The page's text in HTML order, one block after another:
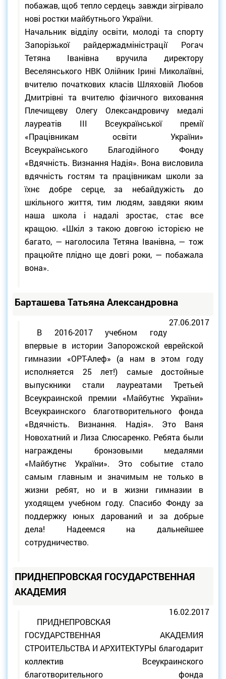
побажав, щоб тепло сердець завжди зігрівало
нові ростки майбутнього України.
Начальник відділу освіти, молоді та спорту
Запорізької райдержадміністрації Рогач
Тетяна Іванівна вручила директору
Веселянського НВК Олійник Ірині Миколаївні,
вчителю початкових класів Шляховій Любов
Дмитрівні та вчителю фізичного виховання
Плечищеву Олегу Олександровичу медалі
лауреатів ІІІ Всеукраїнської премії
«Працівникам освіти України»
Всеукраїнського Благодійного Фонду
«Вдячність. Визнання Надія». Вона висловила
вдячність гостям та працівникам школи за
їхнє добре серце, за небайдужість до
шкільного життя, тим людям, завдяки яким
наша школа і надалі зростає, стає все
кращою. «Шкіл з такою довгою історією не
багато, — наголосила Тетяна Іванівна, — тож
працюйте плідно ще довгі роки, — побажала
вона».
Барташева Татьяна Александровна
27.06.2017
В 2016-2017 учебном году
впервые в истории Запорожской еврейской
гимназии «ОРТ-Алеф» (а нам в этом году
исполняется 25 лет!) самые достойные
выпускники стали лауреатами Третьей
Всеукраинской премии «Майбутнє України»
Всеукраинского благотворительного фонда
«Вдячність. Визнання. Надія». Это Ваня
Новохатний и Лиза Слюсаренко. Ребята были
награждены бронзовыми медалями
«Майбутнє України». Это событие стало
самым главным и значимым не только в
жизни ребят, но и в жизни гимназии в
уходящем учебном году. Спасибо Фонду за
поддержку юных дарований и за добрые
дела! Надеемся на дальнейшее
сотрудничество.
ПРИДНЕПРОВСКАЯ ГОСУДАРСТВЕННАЯ
АКАДЕМИЯ
16.02.2017
ПРИДНЕПРОВСКАЯ
ГОСУДАРСТВЕННАЯ АКАДЕМИЯ
СТРОИТЕЛЬСТВА И АРХИТЕКТУРЫ благодарит
коллектив Всеукраинского
благотворительного фонда